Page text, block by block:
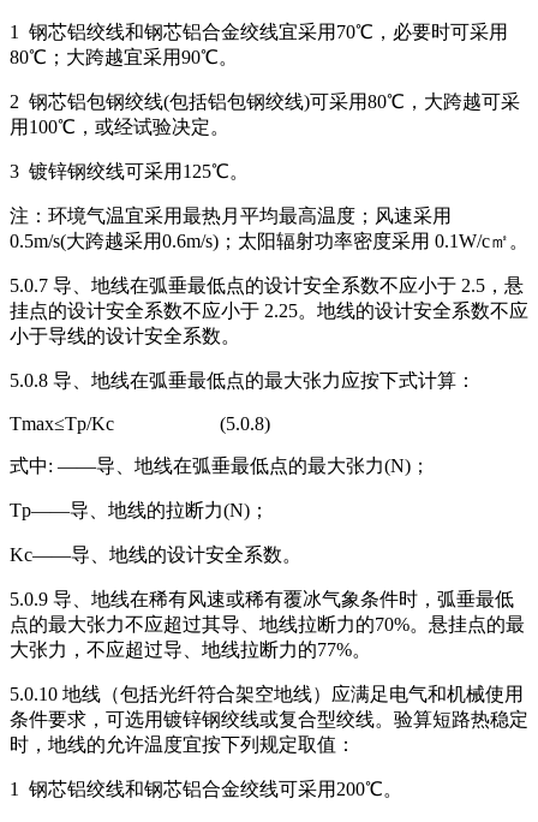
1 钢芯铝绞线和钢芯铝合金绞线宜采用70℃，必要时可采用
80℃；大跨越宜采用90℃。
2 钢芯铝包钢绞线(包括铝包钢绞线)可采用80℃，大跨越可采
用100℃，或经试验决定。
3 镀锌钢绞线可采用125℃。
注：环境气温宜采用最热月平均最高温度；风速采用
0.5m/s(大跨越采用0.6m/s)；太阳辐射功率密度采用 0.1W/c㎡。
5.0.7 导、地线在弧垂最低点的设计安全系数不应小于 2.5，悬
挂点的设计安全系数不应小于 2.25。地线的设计安全系数不应
小于导线的设计安全系数。
5.0.8 导、地线在弧垂最低点的最大张力应按下式计算：
Tmax≤Tp/Kc (5.0.8)
式中: ——导、地线在弧垂最低点的最大张力(N)；
Tp——导、地线的拉断力(N)；
Kc——导、地线的设计安全系数。
5.0.9 导、地线在稀有风速或稀有覆冰气象条件时，弧垂最低
点的最大张力不应超过其导、地线拉断力的70%。悬挂点的最
大张力，不应超过导、地线拉断力的77%。
5.0.10 地线（包括光纤符合架空地线）应满足电气和机械使用
条件要求，可选用镀锌钢绞线或复合型绞线。验算短路热稳定
时，地线的允许温度宜按下列规定取值：
1 钢芯铝绞线和钢芯铝合金绞线可采用200℃。